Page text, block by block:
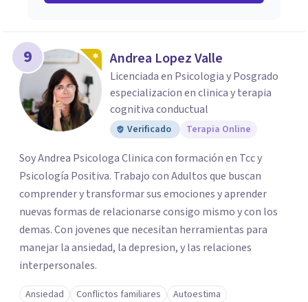
9 Andrea Lopez Valle
Licenciada en Psicologia y Posgrado
especializacion en clinica y terapia
cognitiva conductual
Verificado Terapia Online
Soy Andrea Psicologa Clinica con formación en Tcc y
Psicología Positiva. Trabajo con Adultos que buscan
comprender y transformar sus emociones y aprender
nuevas formas de relacionarse consigo mismo y con los
demas. Con jovenes que necesitan herramientas para
manejar la ansiedad, la depresion, y las relaciones
interpersonales.
Ansiedad Conflictos familiares Autoestima